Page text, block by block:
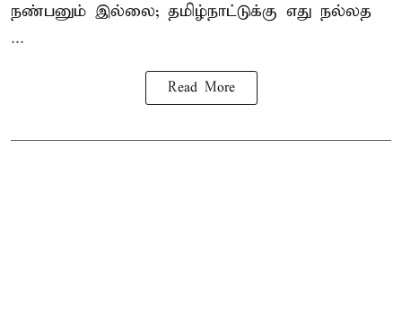
நண்பனும் இல்லை; தமிழ்நாட்டுக்கு எது நல்லத
...
Read More